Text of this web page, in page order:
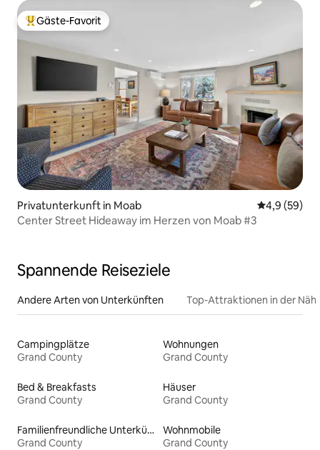
Beliebter Gäste-Favorit.
Gäste-Favorit
Privatunterkunft in Moab
4,9 (59)
Center Street Hideaway im Herzen von Moab #3
Spannende Reiseziele
Andere Arten von Unterkünften Top-Attraktionen in der
Campingplätze
Grand County
Wohnungen
Grand County
Bed & Breakfasts
Grand County
Häuser
Grand County
Familienfreundliche Unterkünfte
Grand County
Wohnmobile
Grand County